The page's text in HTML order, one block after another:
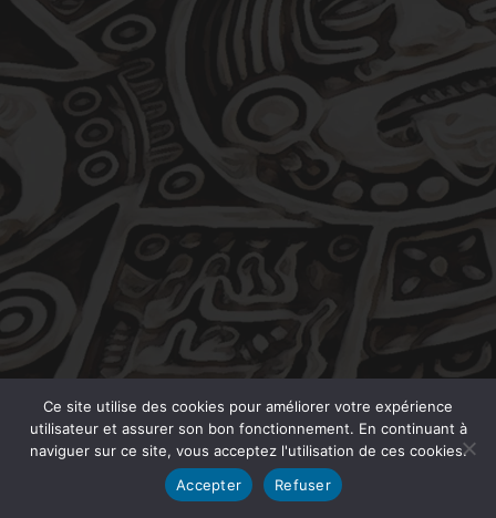
Ce site utilise des cookies pour améliorer votre expérience
utilisateur et assurer son bon fonctionnement. En continuant à
naviguer sur ce site, vous acceptez l'utilisation de ces cookies.
Accepter
Refuser